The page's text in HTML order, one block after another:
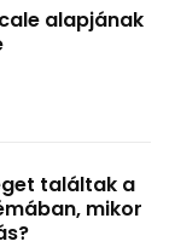
alapjának
találtak a
mikor